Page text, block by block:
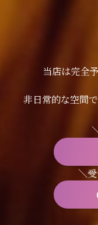
当店は完全
非日常的な空間
＼